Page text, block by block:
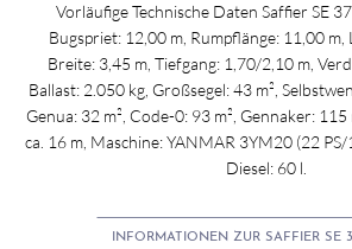
Vorläufige Technische Daten Saffier SE
Bugspriet: 12,00 m, Rumpflänge: 11,00 m,
Breite: 3,45 m, Tiefgang: 1,70/2,10 m,
Ballast: 2.050 kg, Großsegel: 43 m²,
Genua: 32 m², Code-0: 93 m², Gennaker:
ca. 16 m, Maschine: YANMAR 3YM20 (22 PS/
Diesel: 60 l.
INFORMATIONEN ZUR SAFFIER SE